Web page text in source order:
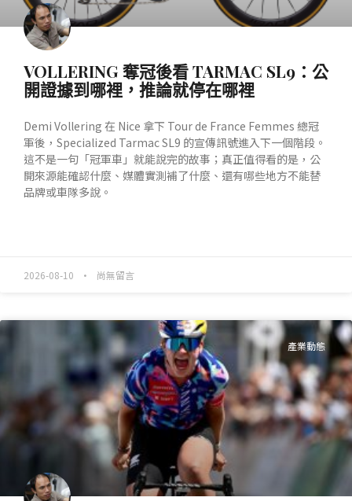
VOLLERING 奪冠後看 TARMAC SL9：公
開證據到哪裡，推論就停在哪裡
Demi Vollering 在 Nice 拿下 Tour de France Femmes 總冠
軍後，Specialized Tarmac SL9 的宣傳訊號進入下一個階段。
這不是一句「冠軍車」就能說完的故事；真正值得看的是，公
開來源能確認什麼、媒體實測補了什麼、還有哪些地方不能替
品牌或車隊多說。
2026-08-10 尚無留言
產業動態